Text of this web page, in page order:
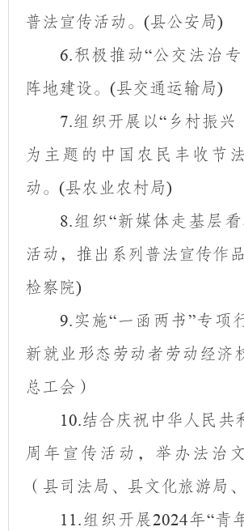
普法宣传活动。 (县公安局)
6.积极推动“公交法治专
阵地建设。 (县交通运输局)
7.组织开展以“ 乡村振
为主题的中国农民丰收节
动。 (县农业农村局)
8.组织“新媒体走基层
活动，推出系列普法宣传作品
检察院)
9.实施“一函两书”专项
新就业形态劳动者劳动经济
总工会）
10.结合庆祝中华人民共
周年宣传活动，举办法治
（县司法局、县文化旅游局
11.组织开展2024年“青